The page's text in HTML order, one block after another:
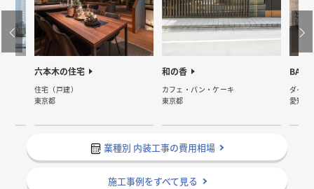
六本木の住宅
住宅（戸建）
東京都
和の香
カフェ・パン・ケーキ
東京都
BAR
ダイニ
愛知県
業種別 内装工事の費用相場
施工事例をすべて見る